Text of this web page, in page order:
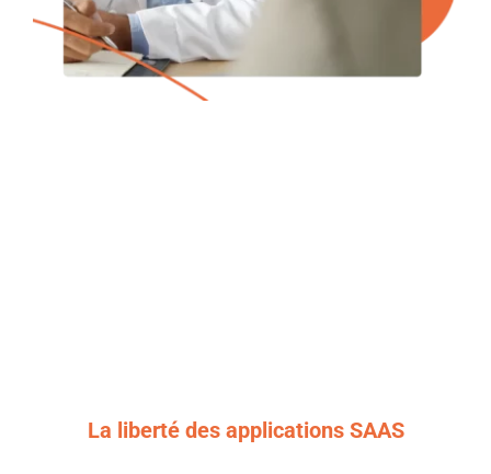
La liberté des applications SAAS